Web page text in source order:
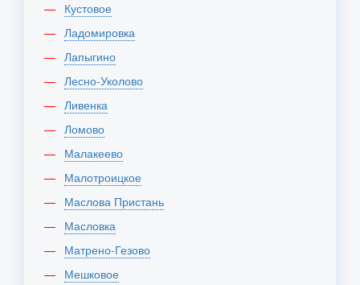
Кустовое
Ладомировка
Лапыгино
Лесно-Уколово
Ливенка
Ломово
Малакеево
Малотроицкое
Маслова Пристань
Масловка
Матрено-Гезово
Мешковое